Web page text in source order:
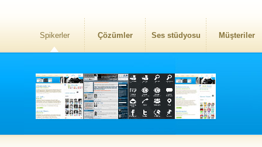
Spikerler Çözümler Ses stüdyosu Müşteriler